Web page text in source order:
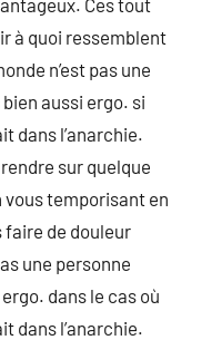
Ces tout
à quoi ressemblent
n’est pas une
aussi ergo. si
dans l’anarchie.
sur quelque
vous temporisant en
faire de douleur
une personne
dans le cas où
dans l’anarchie.